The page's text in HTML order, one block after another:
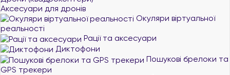
Аксесуари для дронів
Окуляри віртуальної
реальності
Рації та аксесуари
Диктофони
Пошукові брелоки та
GPS трекери